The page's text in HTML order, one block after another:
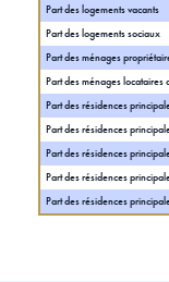
Part des logements vacants
Part des logements sociaux
Part des ménages
Part des ménages
Part des résidences
Part des résidences
Part des résidences
Part des résidences
Part des résidences